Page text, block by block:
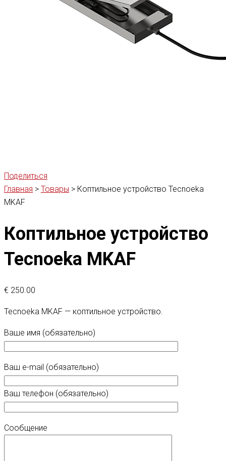
Поделиться
Главная > Товары > Коптильное устройство Tecnoeka
MKAF
Коптильное устройство
Tecnoeka MKAF
€ 250.00
Tecnoeka MKAF — коптильное устройство.
Ваше имя (обязательно)
Ваш e-mail (обязательно)
Ваш телефон (обязательно)
Сообщение